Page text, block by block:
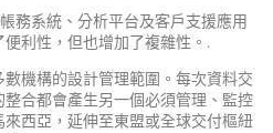
務系統、分析平台及客戶支援應用
利性，但也增加了複雜性。.
機構的設計管理範圍。每次資料交
合都會產生另一個必須管理、監控
西亞，延伸至東盟或全球交付樞紐